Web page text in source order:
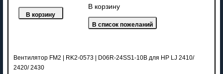
В корзину
Вентилятор FM2 | RK2-0573 | D06R-24SS1-10B для HP LJ 2410/
2420/ 2430